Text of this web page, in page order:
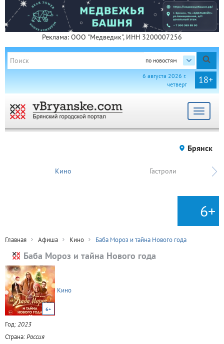
Реклама: ООО "Медведик", ИНН 3200007256
по новостям
18+
6 августа 2026 г.
четверг
Toggle
Брянск
Кино Гастроли
6+
Главная Афиша Кино Баба Мороз и тайна Нового года
Баба Мороз и тайна Нового года
6+
Кино
Год:2023
Страна:Россия